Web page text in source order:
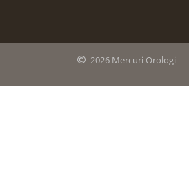
2026 Mercuri Orologi